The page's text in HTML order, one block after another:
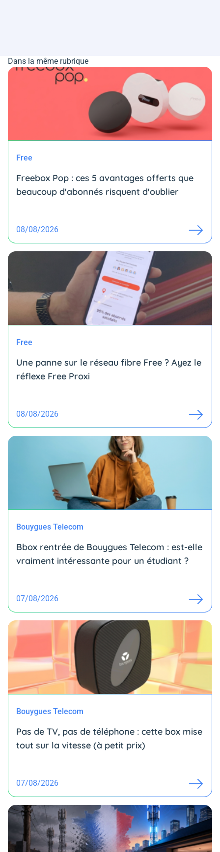
Dans la même rubrique
Free
Freebox Pop : ces 5 avantages offerts que
beaucoup d'abonnés risquent d'oublier
08/08/2026
Free
Une panne sur le réseau fibre Free ? Ayez le
réflexe Free Proxi
08/08/2026
Bouygues Telecom
Bbox rentrée de Bouygues Telecom : est-elle
vraiment intéressante pour un étudiant ?
07/08/2026
Bouygues Telecom
Pas de TV, pas de téléphone : cette box mise
tout sur la vitesse (à petit prix)
07/08/2026